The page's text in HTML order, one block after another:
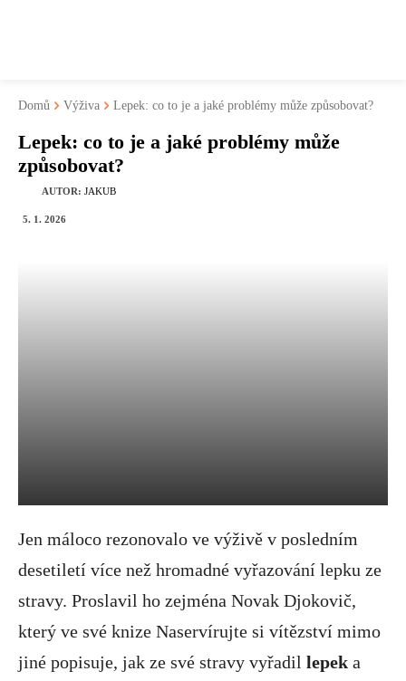
Domů Výživa Lepek: co to je a jaké problémy může způsobovat?
Lepek: co to je a jaké problémy může
způsobovat?
AUTOR: JAKUB
5. 1. 2026
Jen máloco rezonovalo ve výživě v posledním
desetiletí více než hromadné vyřazování lepku ze
stravy. Proslavil ho zejména Novak Djokovič,
který ve své knize Naservírujte si vítězství mimo
jiné popisuje, jak ze své stravy vyřadil lepek a